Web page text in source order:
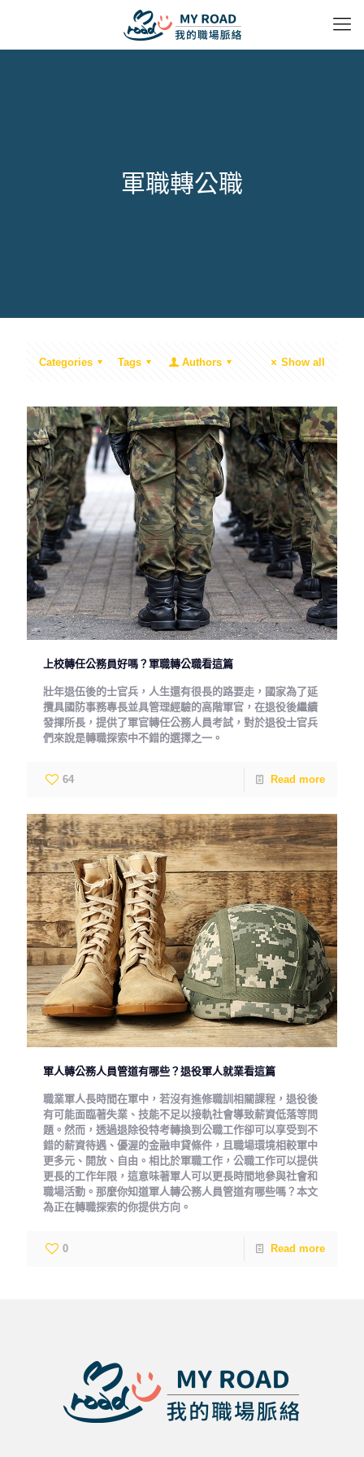
軍職轉公職
Categories Tags Authors Show all
上校轉任公務員好嗎？軍職轉公職看這篇
壯年退伍後的士官兵，人生還有很長的路要走，國家為了延
攬具國防事務專長並具管理經驗的高階軍官，在退役後繼續
發揮所長，提供了軍官轉任公務人員考試，對於退役士官兵
們來說是轉職探索中不錯的選擇之一。
64 Read more
軍人轉公務人員管道有哪些？退役軍人就業看這篇
職業軍人長時間在軍中，若沒有進修職訓相關課程，退役後
有可能面臨著失業、技能不足以接軌社會導致薪資低落等問
題。然而，透過退除役特考轉換到公職工作卻可以享受到不
錯的薪資待遇、優渥的金融申貸條件，且職場環境相較軍中
更多元、開放、自由。相比於軍職工作，公職工作可以提供
更長的工作年限，這意味著軍人可以更長時間地參與社會和
職場活動。那麼你知道軍人轉公務人員管道有哪些嗎？本文
為正在轉職探索的你提供方向。
0 Read more